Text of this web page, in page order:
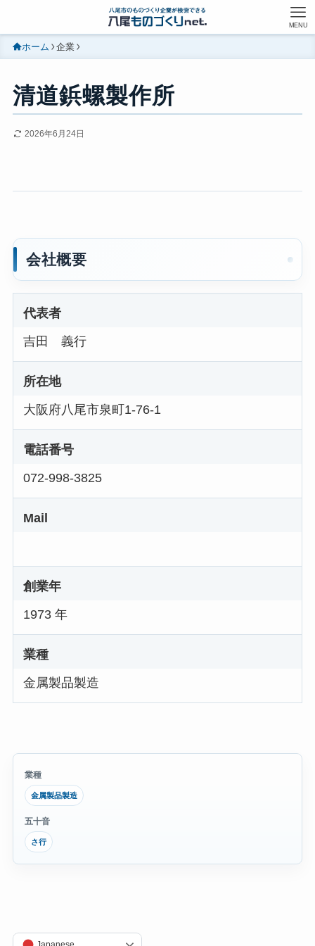
MENU
ホーム 企業
清道鋲螺製作所
2026年6月24日
会社概要
代表者
吉田 義行
所在地
大阪府八尾市泉町1-76-1
電話番号
072-998-3825
Mail
創業年
1973 年
業種
金属製品製造
業種
金属製品製造
五十音
さ行